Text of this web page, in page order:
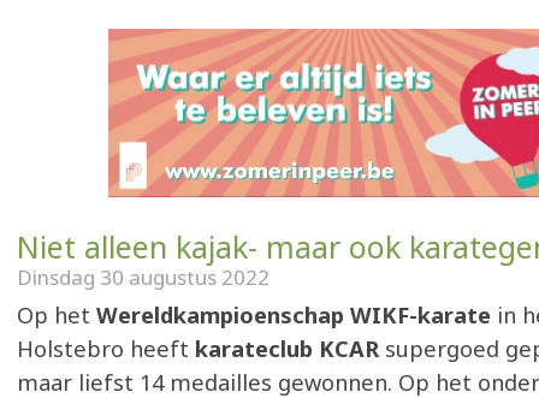
Niet alleen kajak- maar ook
Dinsdag 30 augustus 2022
Op het Wereldkampioenschap WIKF-karate in
Holstebro heeft karateclub KCAR supergoed
maar liefst 14 medailles gewonnen. Op het